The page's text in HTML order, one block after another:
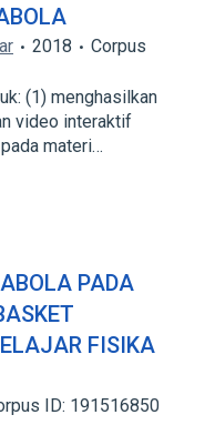
2018
Corpus
(1) menghasilkan
video interaktif
materi…
PADA
FISIKA
ID: 191516850